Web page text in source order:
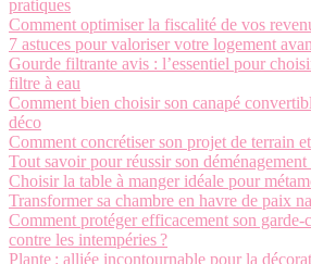
pratiques
Comment optimiser la fiscalité de vos
7 astuces pour valoriser votre logement
Gourde filtrante avis : l’essentiel pour
filtre à eau
Comment bien choisir son canapé
déco
Comment concrétiser son projet de terrain
Tout savoir pour réussir son
Choisir la table à manger idéale pour
Transformer sa chambre en havre de paix
Comment protéger efficacement son garde-
contre les intempéries ?
Plante : alliée incontournable pour la